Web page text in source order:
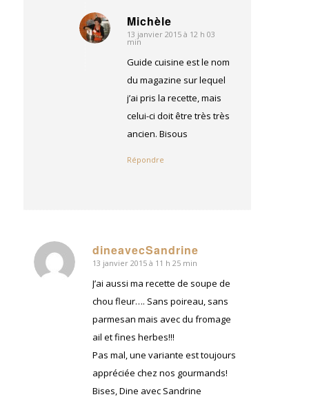
Michèle
dit
13 janvier 2015 à 12 h 03
min
Guide cuisine est le nom
du magazine sur lequel
j’ai pris la recette, mais
celui-ci doit être très très
ancien. Bisous
Répondre
dineavecSandrine
dit
13 janvier 2015 à 11 h 25 min
J’ai aussi ma recette de soupe de
chou fleur…. Sans poireau, sans
parmesan mais avec du fromage
ail et fines herbes!!!
Pas mal, une variante est toujours
appréciée chez nos gourmands!
Bises, Dine avec Sandrine